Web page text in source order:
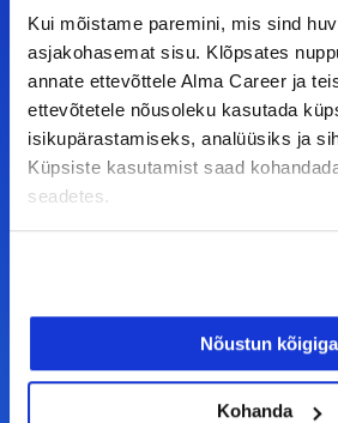
Kui mõistame paremini, mis sind
asjakohasemat sisu. Klõpsates
annate ettevõttele Alma Career ja
ettevõtetele nõusoleku kasutada
isikupärastamiseks, analüüsiks ja
Küpsiste kasutamist saad
seadetes.
Nõustun kõigiga
Kohanda
F
a
c
e
k
-
f
I
n
s
t
a
m
L
i
n
k
n
© Alma Career Estonia OÜ
Tööpakkumised
Aktiveeri tööpakkumiste